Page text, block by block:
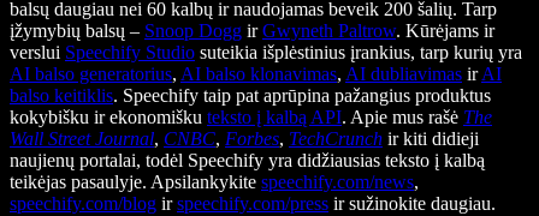
balsų daugiau nei 60 kalbų ir naudojamas beveik 200 šalių. Tarp
įžymybių balsų – Snoop Dogg irGwyneth Paltrow. Kūrėjams ir
verslui Speechify Studio suteikia išplėstinius įrankius, tarp kurių yra
AI balso generatorius, AI balso klonavimas, AI dubliavimas irAI
balso keitiklis. Speechify taip pat aprūpina pažangius produktus
kokybišku ir ekonomišku teksto į kalbą API. Apie mus rašė The
Wall Street Journal, CNBC, Forbes, TechCrunch ir kiti didieji
naujienų portalai, todėl Speechify yra didžiausias teksto į kalbą
teikėjas pasaulyje. Apsilankykite speechify.com/news,
speechify.com/blog irspeechify.com/press ir sužinokite daugiau.